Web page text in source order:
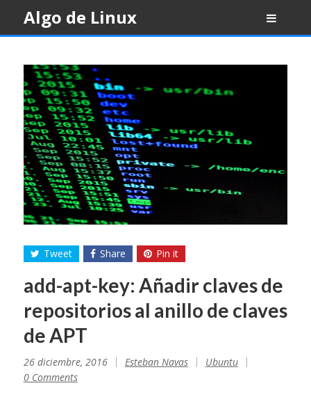
content
Algo de Linux
Tweet Share Pin it
add-apt-key: Añadir claves de
repositorios al anillo de claves
de APT
26 diciembre, 2016 Esteban Navas
Ubuntu
0 Comments